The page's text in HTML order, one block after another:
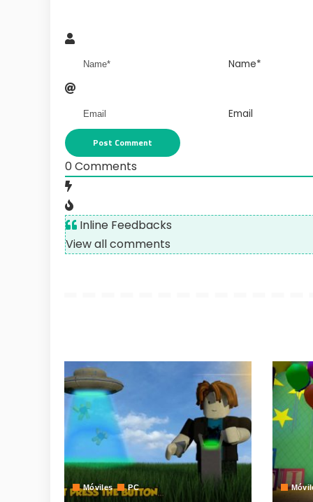
Name*
Email
0Comments
Inline Feedbacks
View all comments
Móviles PC